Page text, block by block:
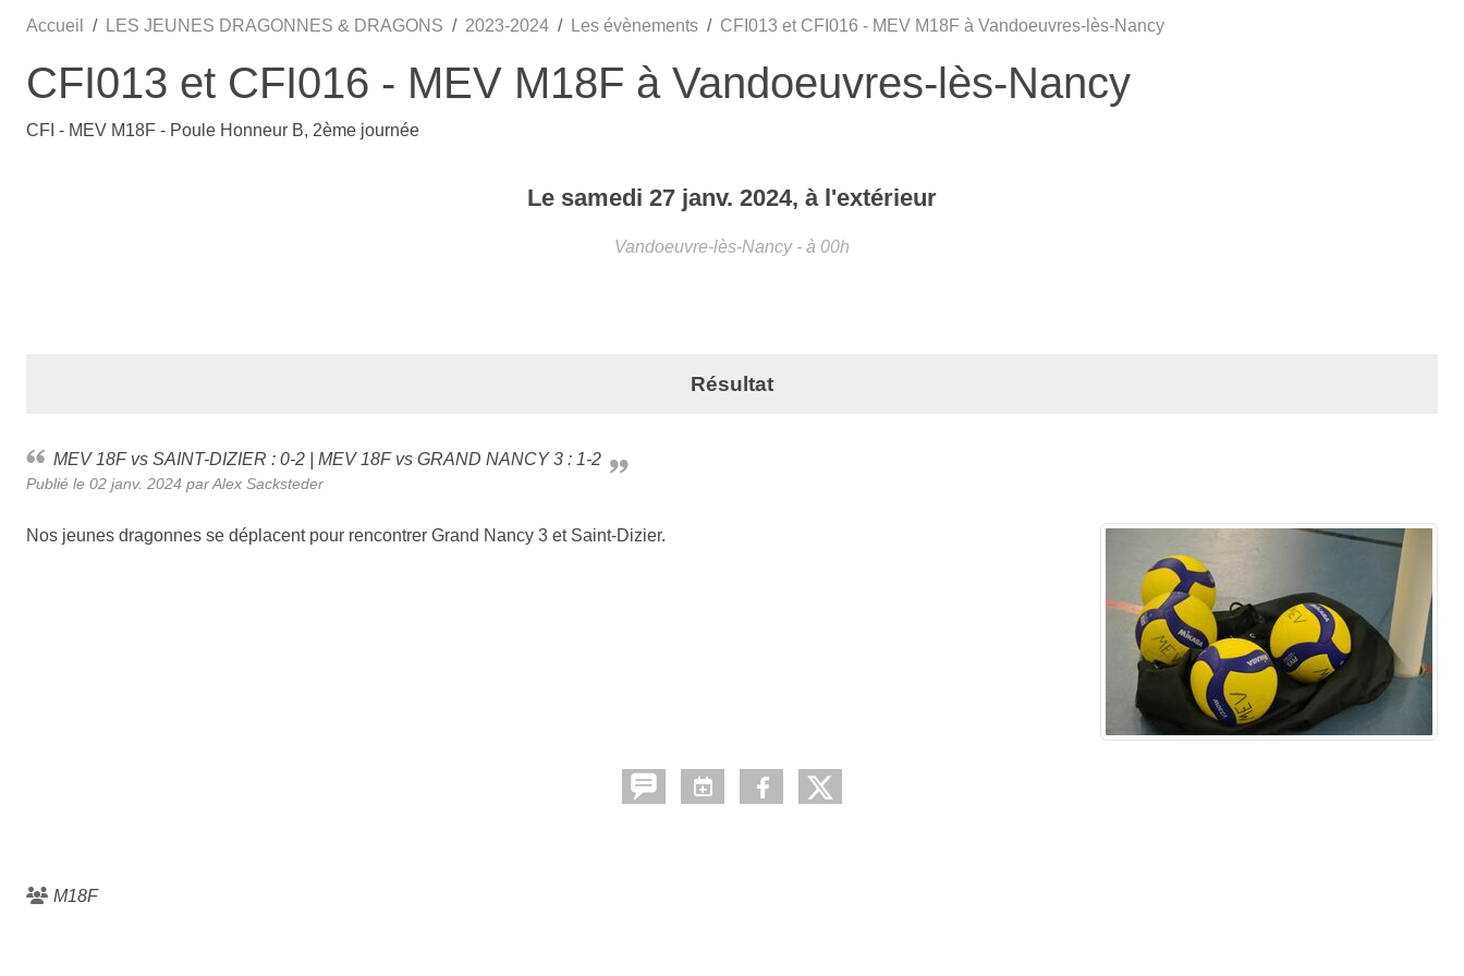
Accueil LES JEUNES DRAGONNES & DRAGONS 2023-2024 Les évènements CFI013 et CFI016 - MEV M18F à Vandoeuvres-lès-Nancy
CFI013 et CFI016 - MEV M18F à Vandoeuvres-lès-Nancy
CFI - MEV M18F - Poule Honneur B, 2ème journée
Le samedi 27 janv. 2024, à l'extérieur
Vandoeuvre-lès-Nancy - à 00h
Résultat
MEV 18F vs SAINT-DIZIER : 0-2 | MEV 18F vs GRAND NANCY 3 : 1-2
Publié le 02 janv. 2024 par Alex Sacksteder
Nos jeunes dragonnes se déplacent pour rencontrer Grand Nancy 3 et Saint-Dizier.
M18F